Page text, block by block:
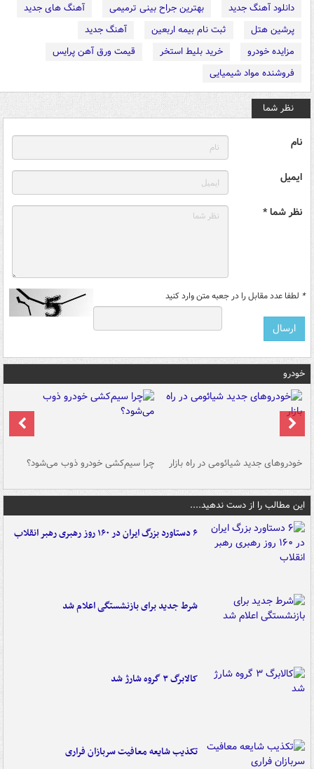
دانلود آهنگ جدید
بهترین جراح بینی ترمیمی
آهنگ های جدید
پرشین هتل
ثبت نام بیمه اربعین
آهنگ جدید
مزایده خودرو
خرید بلیط استخر
قیمت ورق آهن پرایس
فروشنده مواد شیمیایی
نظر شما
نام
ایمیل
نظر شما *
* لطفا عدد مقابل را در جعبه متن وارد کنید
خودرو
خودروهای جدید شیائومی در راه بازار چرا سیم‌کشی خودرو ذوب می‌شود؟
این مطالب را از دست ندهید....
۶ دستاورد بزرگ ایران در ۱۶۰ روز رهبری رهبر انقلاب
شرط جدید برای بازنشستگی اعلام شد
کالابرگ ۳ گروه شارژ شد
تکذیب شایعه معافیت سربازان فراری